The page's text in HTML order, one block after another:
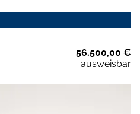
56.500,00 €
ausweisbar